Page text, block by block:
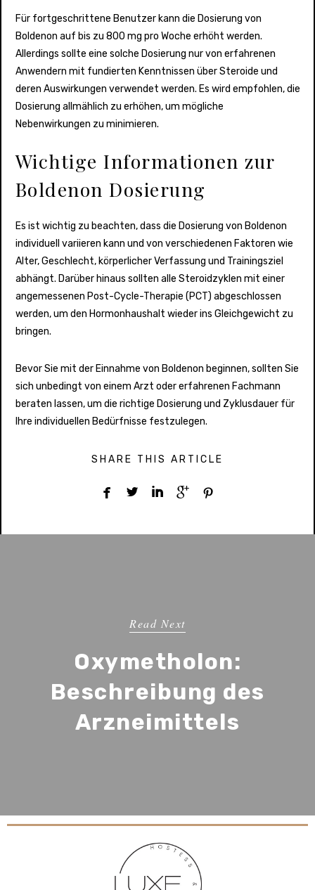
Für fortgeschrittene Benutzer kann die Dosierung von
Boldenon auf bis zu 800 mg pro Woche erhöht werden.
Allerdings sollte eine solche Dosierung nur von erfahrenen
Anwendern mit fundierten Kenntnissen über Steroide und
deren Auswirkungen verwendet werden. Es wird empfohlen, die
Dosierung allmählich zu erhöhen, um mögliche
Nebenwirkungen zu minimieren.
Wichtige Informationen zur
Boldenon Dosierung
Es ist wichtig zu beachten, dass die Dosierung von Boldenon
individuell variieren kann und von verschiedenen Faktoren wie
Alter, Geschlecht, körperlicher Verfassung und Trainingsziel
abhängt. Darüber hinaus sollten alle Steroidzyklen mit einer
angemessenen Post-Cycle-Therapie (PCT) abgeschlossen
werden, um den Hormonhaushalt wieder ins Gleichgewicht zu
bringen.
Bevor Sie mit der Einnahme von Boldenon beginnen, sollten Sie
sich unbedingt von einem Arzt oder erfahrenen Fachmann
beraten lassen, um die richtige Dosierung und Zyklusdauer für
Ihre individuellen Bedürfnisse festzulegen.
SHARE THIS ARTICLE
    
Read Next
Oxymetholon:
Beschreibung des
Arzneimittels